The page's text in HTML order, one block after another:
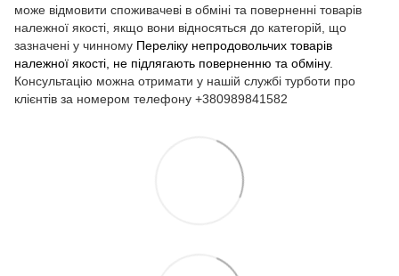
може відмовити споживачеві в обміні та поверненні товарів
належної якості, якщо вони відносяться до категорій, що
зазначені у чинному Переліку непродовольчих товарів
належної якості, не підлягають поверненню та обміну.
Консультацію можна отримати у нашій службі турботи про
клієнтів за номером телефону +380989841582